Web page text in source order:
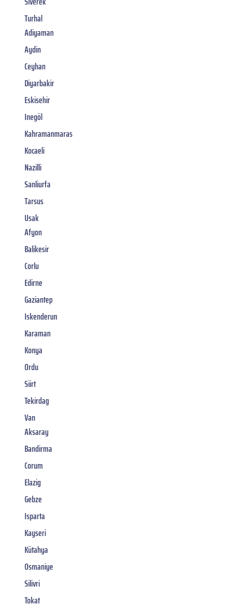
Turhal
Adiyaman
Aydin
Ceyhan
Diyarbakir
Eskisehir
Inegöl
Kahramanmaras
Kocaeli
Nazilli
Sanliurfa
Tarsus
Usak
Afyon
Balikesir
Corlu
Edirne
Gaziantep
Iskenderun
Karaman
Konya
Ordu
Siirt
Tekirdag
Van
Aksaray
Bandirma
Corum
Elazig
Gebze
Isparta
Kayseri
Kütahya
Osmaniye
Silivri
Tokat